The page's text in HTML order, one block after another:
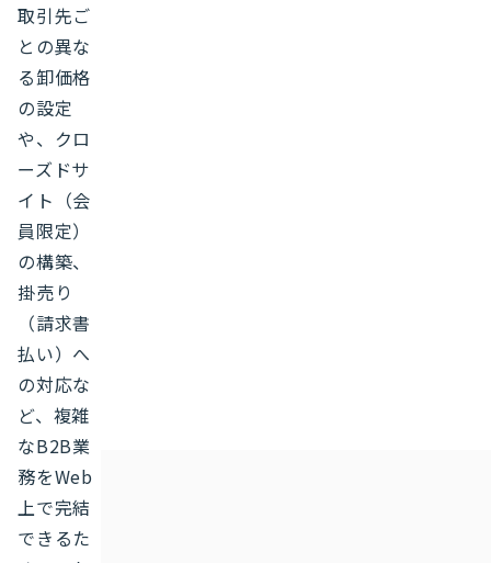
取引先ご
との異な
る卸価格
の設定
や、クロ
ーズドサ
イト（会
員限定）
の構築、
掛売り
（請求書
払い）へ
の対応な
ど、複雑
なB2B業
務をWeb
上で完結
できるた